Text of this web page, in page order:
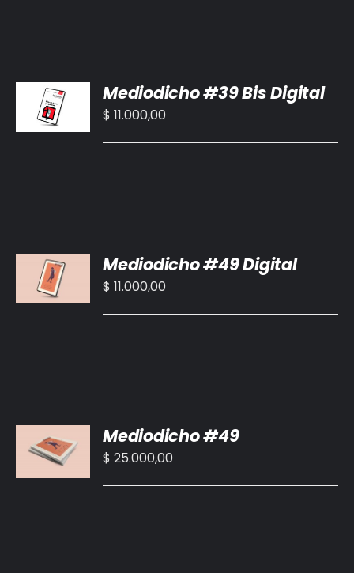
AL
CARRITO
/
Mediodicho #39 Bis Digital
$ 11.000,00
AL
CARRITO
/
Mediodicho #49 Digital
$ 11.000,00
AL
CARRITO
/
Mediodicho #49
$ 25.000,00